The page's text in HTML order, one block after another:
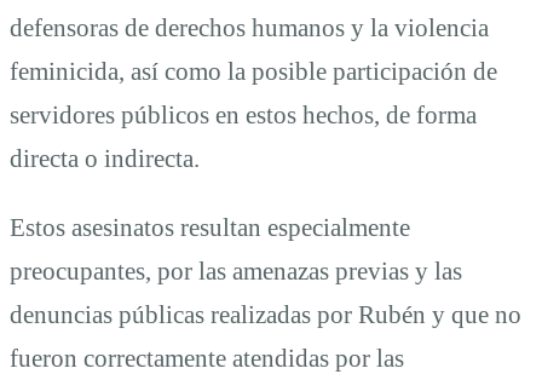
defensoras de derechos humanos y la violencia
feminicida, así como la posible participación de
servidores públicos en estos hechos, de forma
directa o indirecta.
Estos asesinatos resultan especialmente
preocupantes, por las amenazas previas y las
denuncias públicas realizadas por Rubén y que no
fueron correctamente atendidas por las